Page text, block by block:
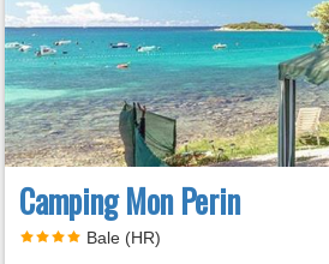
Camping Mon Perin
Bale (HR)